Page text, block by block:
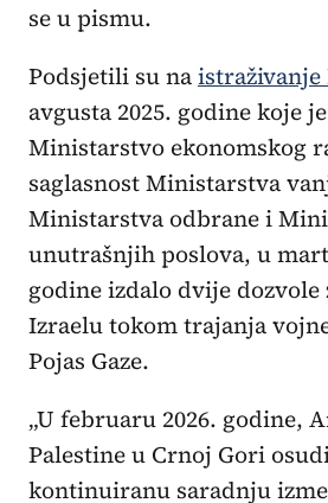
se u pismu.
Podsjetili su naistraživanje
avgusta 2025. godine koje
Ministarstvo ekonomskog
saglasnost Ministarstva
Ministarstva odbrane i
unutrašnjih poslova, u
godine izdalo dvije dozvole
Izraelu tokom trajanja
Pojas Gaze.
„U februaru 2026. godine,
Palestine u Crnoj Gori
kontinuiranu saradnju